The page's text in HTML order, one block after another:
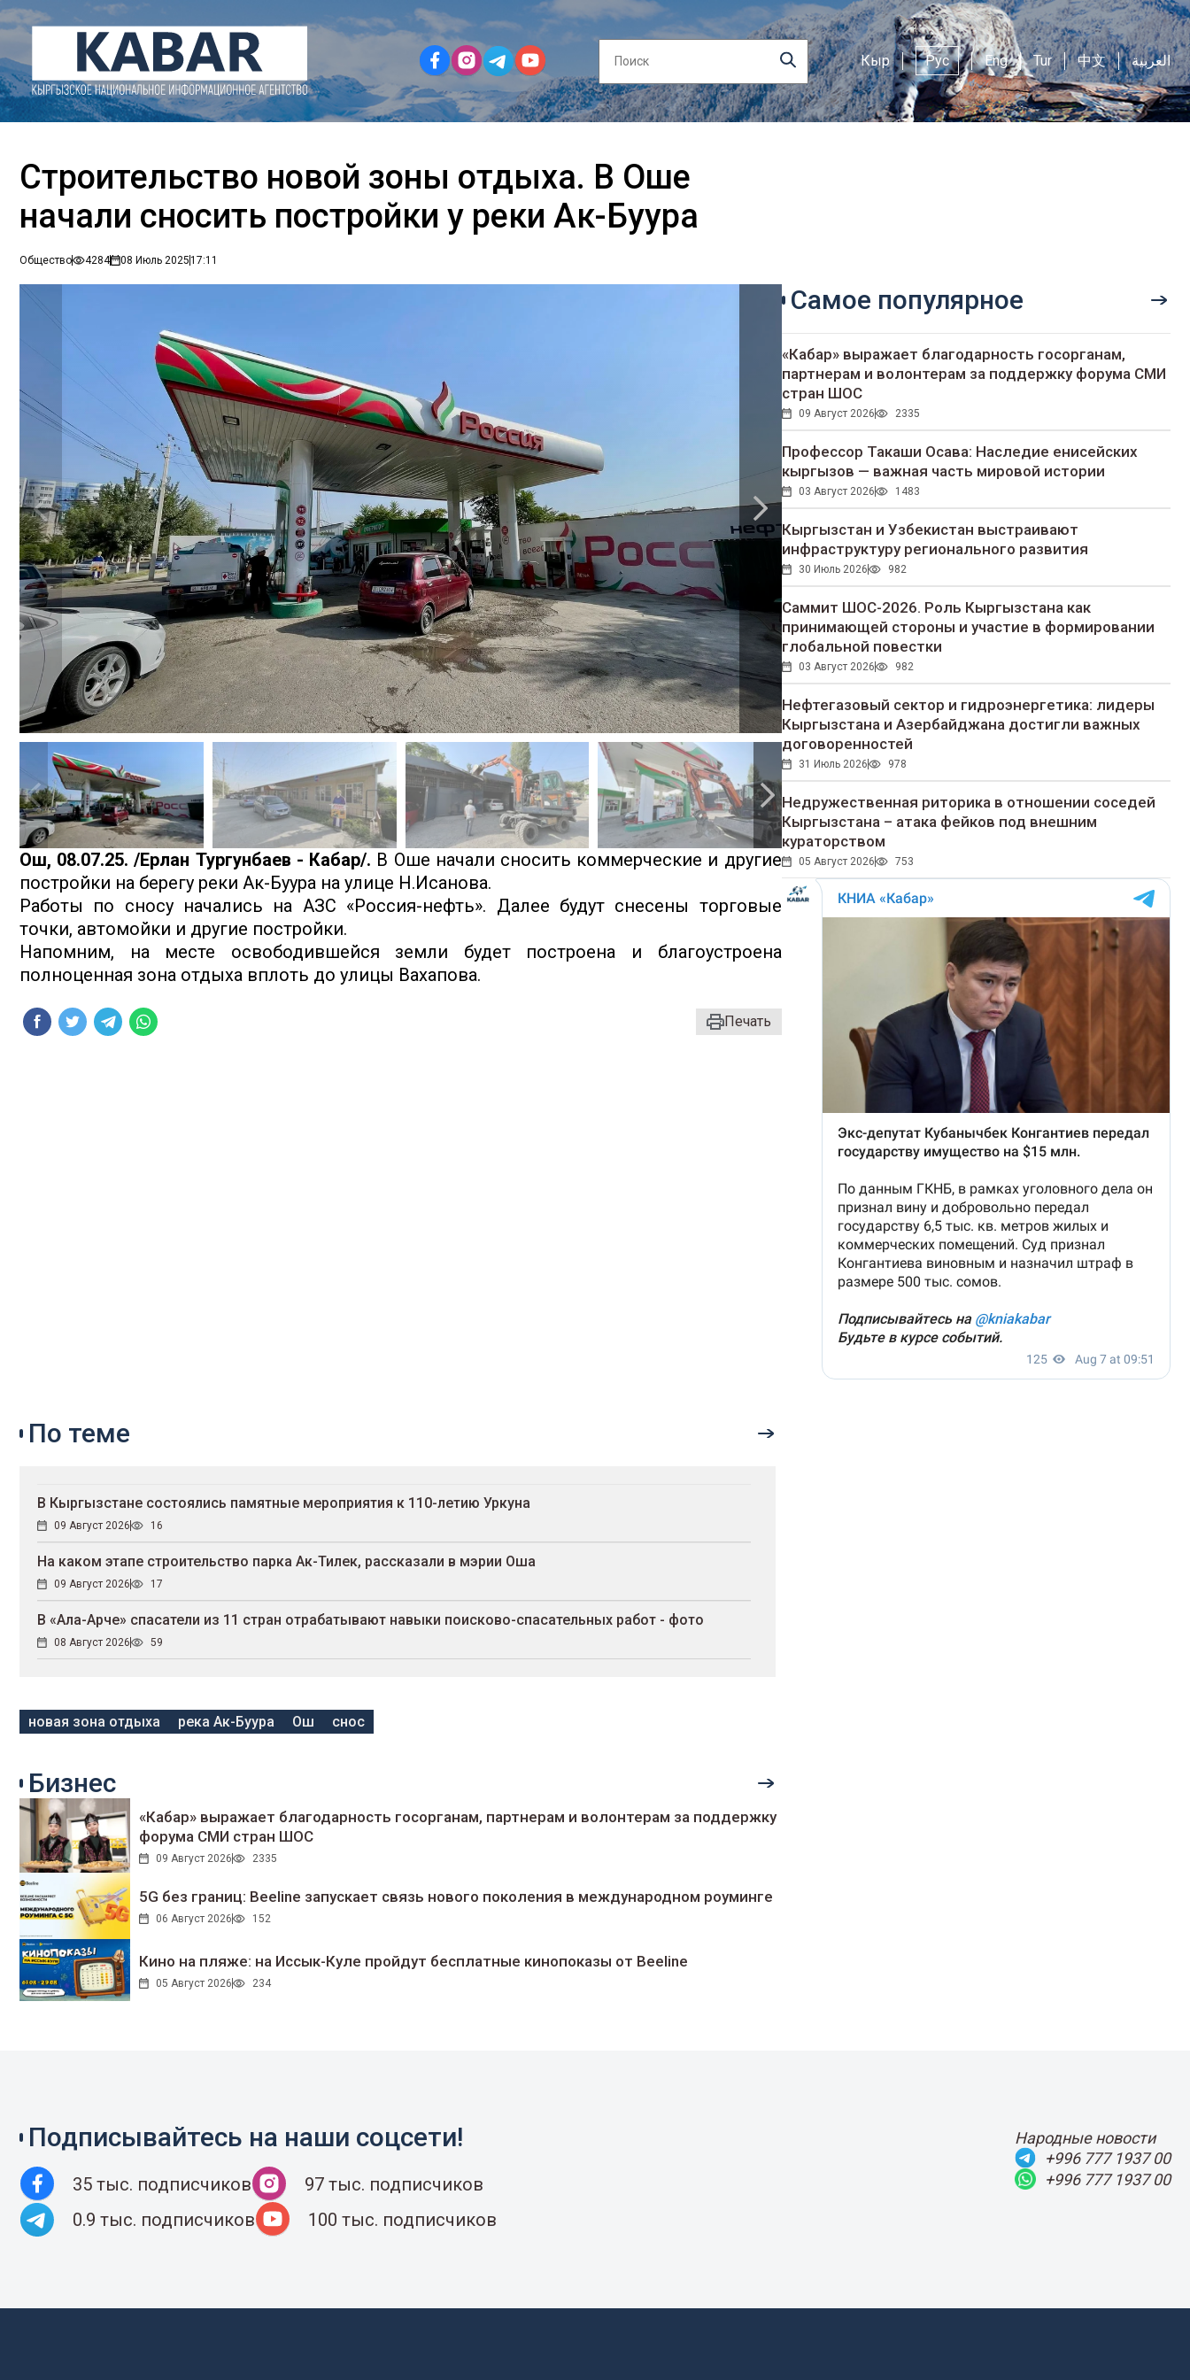
Кыр Рус Eng Tur 中文 العربية
Строительство новой зоны отдыха. В Оше
начали сносить постройки у реки Ак-Буура
Общество 4284 08 Июль 202517:11
Ош, 08.07.25. /Ерлан Тургунбаев - Кабар/. В Оше начали сносить коммерческие и другие
постройки на берегу реки Ак-Буура на улице Н.Исанова.
Работы по сносу начались на АЗС «Россия-нефть». Далее будут снесены торговые
точки, автомойки и другие постройки.
Напомним, на месте освободившейся земли будет построена и благоустроена
полноценная зона отдыха вплоть до улицы Вахапова.
Печать
Самое популярное
«Кабар» выражает благодарность госорганам,
партнерам и волонтерам за поддержку форума СМИ
стран ШОС
09 Август 2026 2335
Профессор Такаши Осава: Наследие енисейских
кыргызов — важная часть мировой истории
03 Август 2026 1483
Кыргызстан и Узбекистан выстраивают
инфраструктуру регионального развития
30 Июль 2026 982
Саммит ШОС-2026. Роль Кыргызстана как
принимающей стороны и участие в формировании
глобальной повестки
03 Август 2026 982
Нефтегазовый сектор и гидроэнергетика: лидеры
Кыргызстана и Азербайджана достигли важных
договоренностей
31 Июль 2026 978
Недружественная риторика в отношении соседей
Кыргызстана – атака фейков под внешним
кураторством
05 Август 2026 753
По теме
В Кыргызстане состоялись памятные мероприятия к 110-летию Уркуна
09 Август 2026 16
На каком этапе строительство парка Ак-Тилек, рассказали в мэрии Оша
09 Август 2026 17
В «Ала-Арче» спасатели из 11 стран отрабатывают навыки поисково-спасательных работ - фото
08 Август 2026 59
новая зона отдыха река Ак-Буура Ош снос
Бизнес
«Кабар» выражает благодарность госорганам, партнерам и волонтерам за поддержку
форума СМИ стран ШОС
09 Август 2026 2335
5G без границ: Beeline запускает связь нового поколения в международном роуминге
06 Август 2026 152
Кино на пляже: на Иссык-Куле пройдут беcплатные кинопоказы от Beeline
05 Август 2026 234
Подписывайтесь на наши соцсети!
35 тыс. подписчиков
97 тыс. подписчиков
0.9 тыс. подписчиков
100 тыс. подписчиков
Народные новости
+996 777 1937 00
+996 777 1937 00